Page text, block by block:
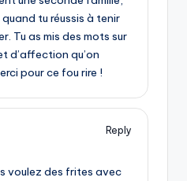
tu réussis à tenir
Tu as mis des mots sur
d’affection qu’on
pour ce fou rire !
Reply
voulez des frites avec